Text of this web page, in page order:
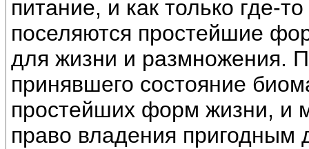
питание, и как только где-
поселяются простейшие
для жизни и размножения.
принявшего состояние
простейших форм жизни, и
право владения пригодным